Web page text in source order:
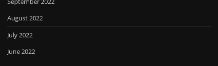
August 2022
July 2022
June 2022